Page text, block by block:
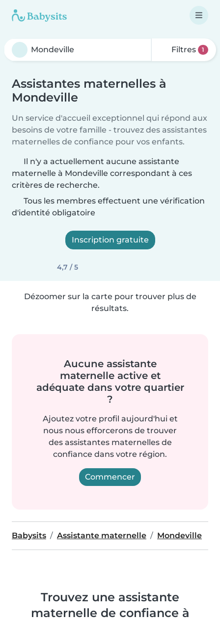
Filtres 1
Assistantes maternelles à
Mondeville
Un service d'accueil exceptionnel qui répond aux
besoins de votre famille - trouvez des assistantes
maternelles de confiance pour vos enfants.
Il n'y a actuellement aucune assistante
maternelle à Mondeville correspondant à ces
critères de recherche.
Tous les membres effectuent une vérification
d'identité obligatoire
Inscription gratuite
4,7 / 5
Dézoomer sur la carte pour trouver plus de
résultats.
Aucune assistante
maternelle active et
adéquate dans votre quartier
?
Ajoutez votre profil aujourd'hui et
nous nous efforcerons de trouver
des assistantes maternelles de
confiance dans votre région.
Commencer
Babysits Assistante maternelle Mondeville
Trouvez une assistante
maternelle de confiance à